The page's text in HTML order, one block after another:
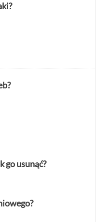
go usunąć?